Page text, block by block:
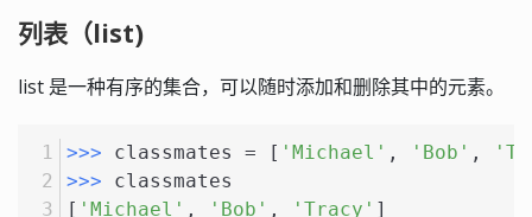
列表（list)
list 是一种有序的集合，可以随时添加和删除其中的元素。
>>> classmates = [ 'Michael' , 'Bob' ,
>>> classmates
[ 'Michael' , 'Bob' , 'Tracy' ]